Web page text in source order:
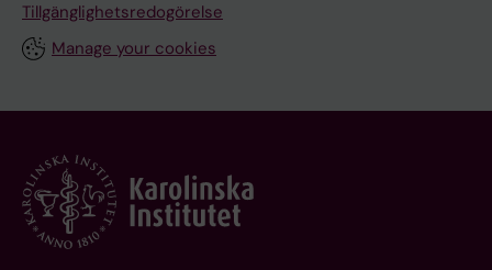
Tillgänglighetsredogörelse
Manage your cookies